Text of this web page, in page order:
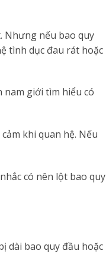
Nhưng nếu bao quy
tình dục đau rát hoặc
nam giới tìm hiểu có
khi quan hệ. Nếu
có nên lột bao quy
dài bao quy đầu hoặc